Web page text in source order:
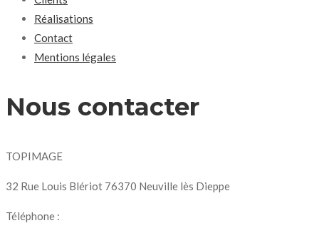
Réalisations
Contact
Mentions légales
Nous contacter
TOPIMAGE
32 Rue Louis Blériot 76370 Neuville lès Dieppe
Téléphone :